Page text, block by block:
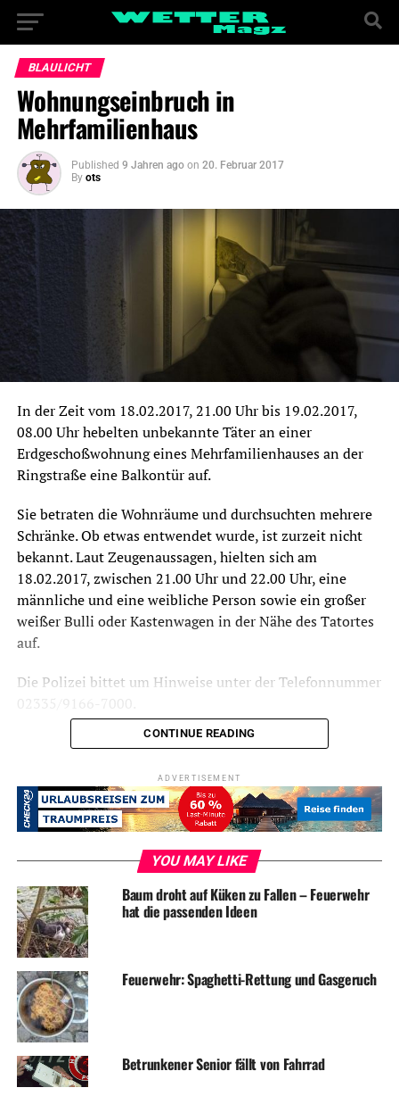
BLAULICHT
Wohnungseinbruch in
Mehrfamilienhaus
Published 9 Jahren ago on 20. Februar 2017
By ots
In der Zeit vom 18.02.2017, 21.00 Uhr bis 19.02.2017,
08.00 Uhr hebelten unbekannte Täter an einer
Erdgeschoßwohnung eines Mehrfamilienhauses an der
Ringstraße eine Balkontür auf.
Sie betraten die Wohnräume und durchsuchten mehrere
Schränke. Ob etwas entwendet wurde, ist zurzeit nicht
bekannt. Laut Zeugenaussagen, hielten sich am
18.02.2017, zwischen 21.00 Uhr und 22.00 Uhr, eine
männliche und eine weibliche Person sowie ein großer
weißer Bulli oder Kastenwagen in der Nähe des Tatortes
auf.
Die Polizei bittet um Hinweise unter der Telefonnummer
Symbolfoto / Archiv
RELATED TOPICS: BLAULICHT EINBRUCH
UP NEXT
Brennendes Auto auf der Kaiserstraße
DON'T MISS
Kinder-Aktion „Leuchtende Hand“: Mit Händewaschen
gegen Krankheitserreger
CONTINUE READING
ADVERTISEMENT
YOU MAY LIKE
Baum droht auf Küken zu Fallen – Feuerwehr
hat die passenden Ideen
Feuerwehr: Spaghetti-Rettung und Gasgeruch
Betrunkener Senior fällt von Fahrrad